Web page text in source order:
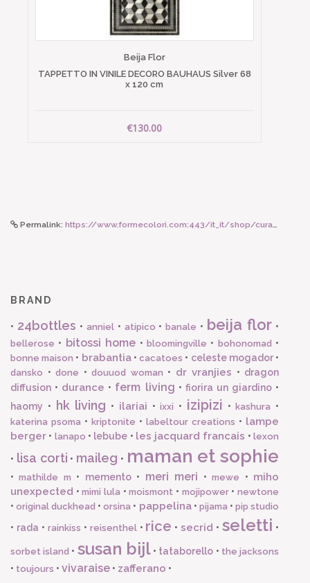
Beija Flor
TAPPETTO IN VINILE DECORO BAUHAUS Silver 68
x 120 cm
€130.00
Permalink: https://www.formecolori.com:443/it_it/shop/cura_corpo_e_viso/prodotti_viso/lebube_tinte_lip_oil_and_balm_erotica/6862
BRAND
• 24bottles • anniel• atipico •banale • beija flor •
bellerose • bitossi home • bloomingville • bohonomad •
bonne maison • brabantia•cacatoes • celeste mogador•
dansko • done • douuod woman • dr vranjies • dragon
diffusion • durance • ferm living • fiorira un giardino•
haomy • hk living • ilariai •ixxi • izipizi •kashura •
katerina psoma • kriptonite • labeltour creations • lampe
berger • lanapo • lebube • les jacquard francais •lexon
• lisa corti • maileg • maman et sophie
•mathilde m • memento• meri meri •mewe • miho
unexpected •mimi lula •moismont • mojipower•newtone
•original duckhead •orsina • pappelina• pijama • pip studio
• rada • rainkiss • reisenthel• rice •secrid •seletti •
sorbet island • susan bijl• tataborello • the jacksons
• toujours • vivaraise • zafferano •